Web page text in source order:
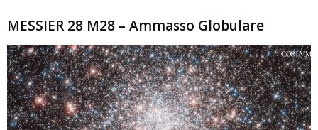
MESSIER 28 M28 – Ammasso Globulare